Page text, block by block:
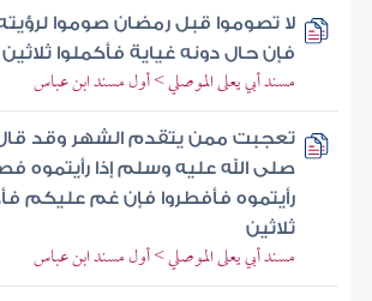
لا تصوموا قبل رمضان صوموا لرؤيته
فإن حال دونه غياية فأكملوا ثلاثين
مسند أبي يعلى الموصلي > أول مسند ابن عباس
تعجبت ممن يتقدم الشهر وقد قال
صلى الله عليه وسلم إذا رأيتموه
رأيتموه فأفطروا فإن غم عليكم
ثلاثين
مسند أبي يعلى الموصلي > أول مسند ابن عباس